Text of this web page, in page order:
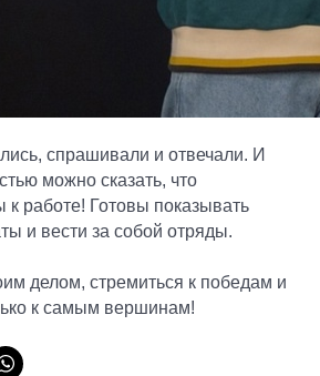
спрашивали и отвечали. И
можно сказать, что
к работе! Готовы показывать
и вести за собой отряды.
делом, стремиться к победам и
к самым вершинам!